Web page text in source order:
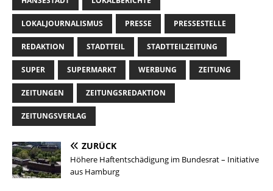
LOKALJOURNALISMUS PRESSE PRESSESTELLE
REDAKTION STADTTEIL STADTTEILZEITUNG
SUPER SUPERMARKT WERBUNG ZEITUNG
ZEITUNGEN ZEITUNGSREDAKTION
ZEITUNGSVERLAG
ZURÜCK
Höhere Haftentschädigung im Bundesrat – Initiative
aus Hamburg